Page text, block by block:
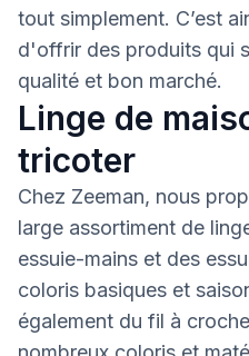
tout simplement. C’est
d'offrir des produits qui
qualité et bon marché.
Linge de
tricoter
Chez Zeeman, nous
large assortiment de
essuie-mains et des
coloris basiques et
également du fil à